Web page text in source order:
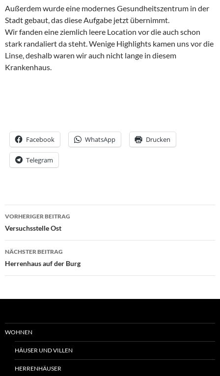
Außerdem wurde eine modernes Gesundheitszentrum in der
Stadt gebaut, das diese Aufgabe jetzt übernimmt.
Wir fanden eine ziemlich leere Location vor die auch schon
stark randaliert da steht. Wenige Highlights kamen uns vor die
Linse, deshalb waren wir auch nicht lange in diesem
Krankenhaus.
Facebook WhatsApp Drucken
Telegram
Beitrags-
Navigation
VORHERIGER BEITRAG
Versuchsstelle Ost
NÄCHSTER BEITRAG
Herrenhaus auf der Burg
WOHNEN
HÄUSER UND VILLEN
HERRENHÄUSER